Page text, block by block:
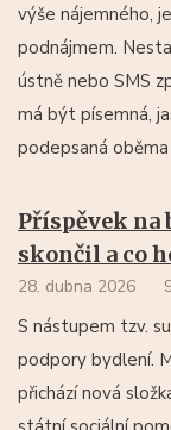
výše nájemného,
podnájmem.
ústně nebo SMS
má být písemná,
podepsaná
Příspěvek na
skončil a co
28. dubna 2026
S nástupem tzv.
podpory bydlení.
přichází nová